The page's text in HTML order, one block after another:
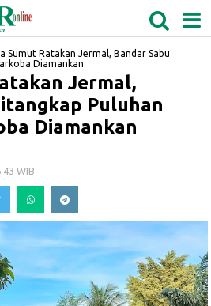
BIDANGRO
Sumut Ratakan Jermal, Bandar Sabu
Diamankan
Jermal,
Puluhan
Diamankan
WIB